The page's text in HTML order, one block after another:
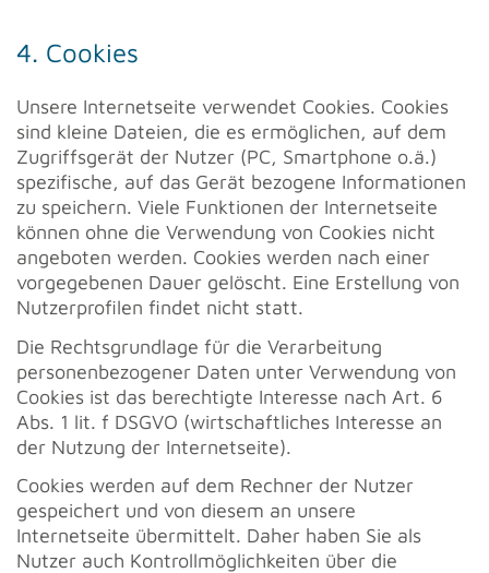
4. Cookies
Unsere Internetseite verwendet Cookies. Cookies
sind kleine Dateien, die es ermöglichen, auf dem
Zugriffsgerät der Nutzer (PC, Smartphone o.ä.)
spezifische, auf das Gerät bezogene Informationen
zu speichern. Viele Funktionen der Internetseite
können ohne die Verwendung von Cookies nicht
angeboten werden. Cookies werden nach einer
vorgegebenen Dauer gelöscht. Eine Erstellung von
Nutzerprofilen findet nicht statt.
Die Rechtsgrundlage für die Verarbeitung
personenbezogener Daten unter Verwendung von
Cookies ist das berechtigte Interesse nach Art. 6
Abs. 1 lit. f DSGVO (wirtschaftliches Interesse an
der Nutzung der Internetseite).
Cookies werden auf dem Rechner der Nutzer
gespeichert und von diesem an unsere
Internetseite übermittelt. Daher haben Sie als
Nutzer auch Kontrollmöglichkeiten über die